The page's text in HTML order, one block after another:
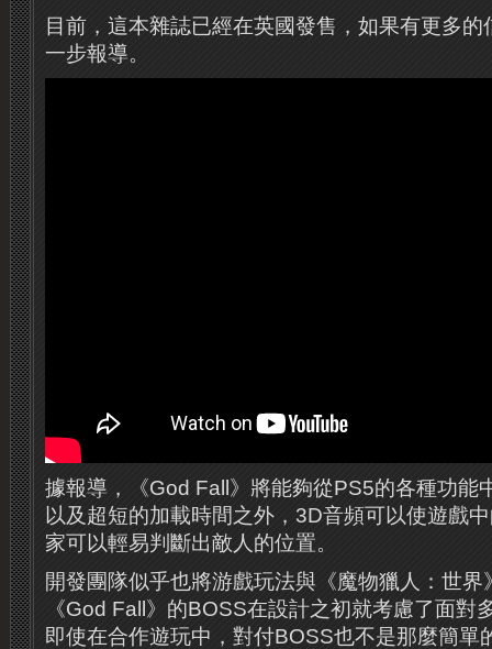
目前，這本雜誌已經在英國發售，如果有更多
一步報導。
據報導，《God Fall》將能夠從PS5的各種功能
以及超短的加載時間之外，3D音頻可以使遊戲
家可以輕易判斷出敵人的位置。
開發團隊似乎也將游戲玩法與《魔物獵人：世
《God Fall》的BOSS在設計之初就考慮了面對
即使在合作遊玩中，對付BOSS也不是那麼簡單